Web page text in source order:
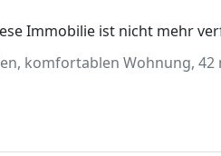
Immobilie ist nicht mehr
komfortablen Wohnung, 42